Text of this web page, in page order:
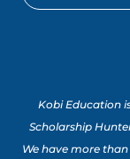
Kobi Education
Scholarship
We have more